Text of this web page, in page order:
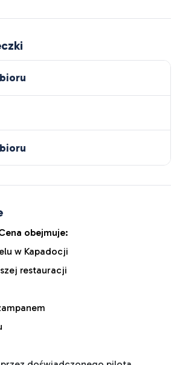
obejmuje:
w Kapadocji
restauracji